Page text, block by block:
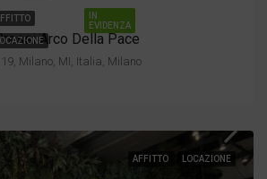
IN
EVIDENZA
Arco Della Pace
Milano, MI, Italia, Milano
AFFITTO LOCAZIONE